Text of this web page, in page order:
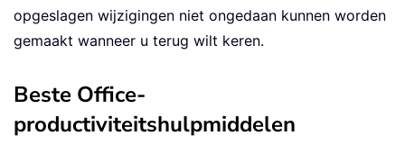
For Each cell In rngC
If Not dict3.exists
End
Next
opgeslagen wijzigingen niet ongedaan kunnen worden
gemaakt wanneer u terug wilt keren.
Beste Office-
productiviteitshulpmiddelen